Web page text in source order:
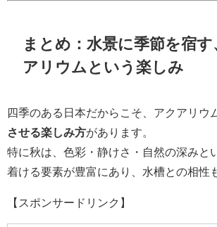
まとめ：水景に季節を宿す
アリウムという楽しみ
四季のある日本だからこそ、アクアリウ
させる楽しみ方があります。
特に秋は、色彩・静けさ・自然の深みと
着ける要素が豊富にあり、水槽との相性
【スポンサードリンク】